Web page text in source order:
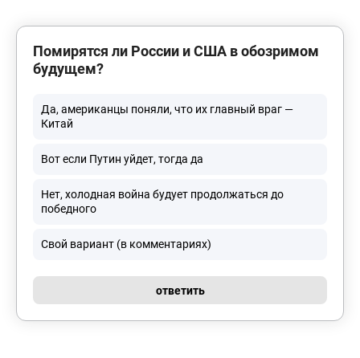
Помирятся ли России и США в обозримом
будущем?
Да, американцы поняли, что их главный враг —
Китай
Вот если Путин уйдет, тогда да
Нет, холодная война будует продолжаться до
победного
Свой вариант (в комментариях)
ответить